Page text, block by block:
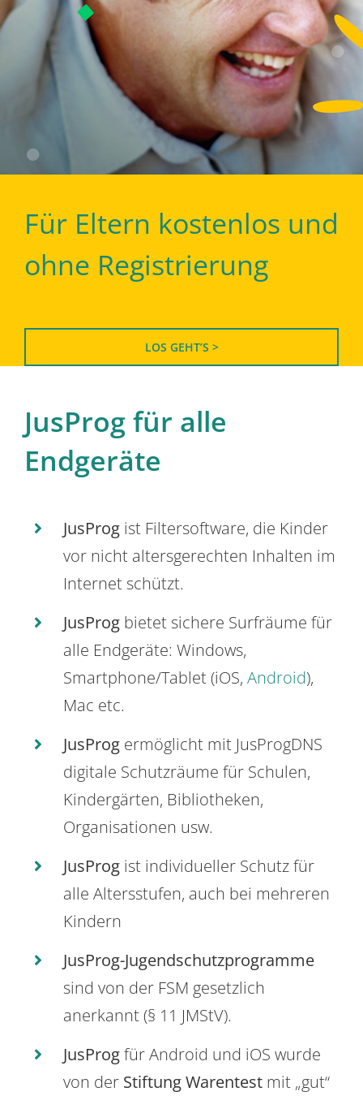
Für Eltern kostenlos und
ohne Registrierung
LOS GEHT’S >
JusProg für alle
Endgeräte
JusProg ist Filtersoftware, die Kinder
vor nicht altersgerechten Inhalten im
Internet schützt.
JusProg bietet sichere Surfräume für
alle Endgeräte: Windows,
Smartphone/Tablet (iOS, Android),
Mac etc.
JusProg ermöglicht mit JusProgDNS
digitale Schutzräume für Schulen,
Kindergärten, Bibliotheken,
Organisationen usw.
JusProg ist individueller Schutz für
alle Altersstufen, auch bei mehreren
Kindern
JusProg-Jugendschutzprogramme
sind von der FSM gesetzlich
anerkannt (§ 11 JMStV).
JusProgfür Android und iOS wurde
von der Stiftung Warentest mit „gut“